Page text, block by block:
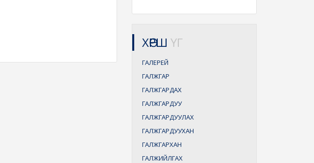
ХӨРШ ҮГ
ГАЛЕРЕЙ
ГАЛЖГАР
ГАЛЖГАРДАХ
ГАЛЖГАРДУУ
ГАЛЖГАРДУУЛАХ
ГАЛЖГАРДУУХАН
ГАЛЖГАРХАН
ГАЛЖИЙЛГАХ